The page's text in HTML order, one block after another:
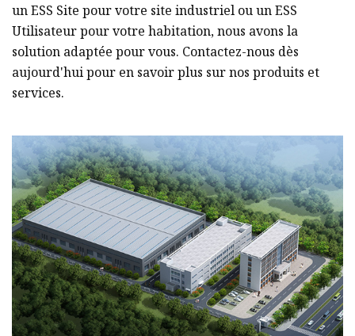
un ESS Site pour votre site industriel ou un ESS
Utilisateur pour votre habitation, nous avons la
solution adaptée pour vous. Contactez-nous dès
aujourd'hui pour en savoir plus sur nos produits et
services.